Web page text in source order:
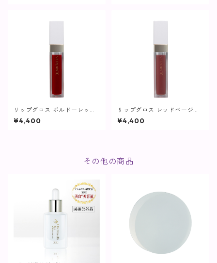
リップグロス ボルドーレッド
【ヴィプランツ】
¥4,400
リップグロス レッドベージュ
【ヴィプランツ】
¥4,400
その他の商品